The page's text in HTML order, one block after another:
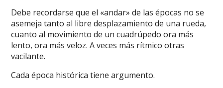
Debe recordarse que el «andar» de las épocas no se
asemeja tanto al libre desplazamiento de una rueda,
cuanto al movimiento de un cuadrúpedo ora más
lento, ora más veloz. A veces más rítmico otras
vacilante.
Cada época histórica tiene argumento.